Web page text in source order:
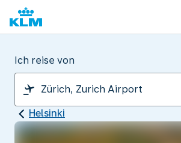
Ich reise von
Helsinki